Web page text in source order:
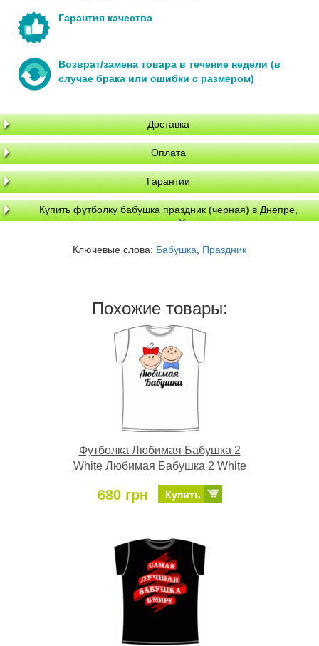
Гарантия качества
Возврат/замена товара в течение недели (в
случае брака или ошибки с размером)
Доставка
Оплата
Гарантии
Купить футболку бабушка праздник (черная) в Днепре,
доставка по Украине
Ключевые слова: Бабушка, Праздник
Похожие товары:
Футболка Любимая Бабушка 2
White Любимая Бабушка 2 White
680 грн Купить